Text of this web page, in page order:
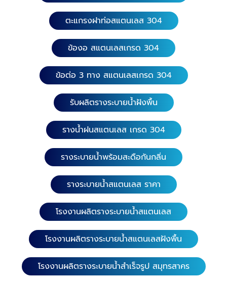
ตะแกรงฝาท่อสแตนเลส 304
ข้องอ สแตนเลสเกรด 304
ข้อต่อ 3 ทาง สแตนเลสเกรด 304
รับผลิตรางระบายน้ำฝังพื้น
รางน้ำฝนสแตนเลส เกรด 304
รางระบายน้ำพร้อมสะดือกันกลิ่น
รางระบายน้ำสแตนเลส ราคา
โรงงานผลิตรางระบายน้ำสแตนเลส
โรงงานผลิตรางระบายน้ำสแตนเลสฝังพื้น
โรงงานผลิตรางระบายน้ำสำเร็จรูป สมุทรสาคร